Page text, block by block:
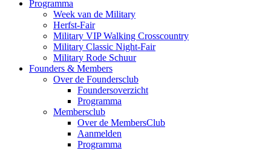
Programma
Week van de Military
Herfst-Fair
Military VIP Walking Crosscountry
Military Classic Night-Fair
Military Rode Schuur
Founders & Members
Over de Foundersclub
Foundersoverzicht
Programma
Membersclub
Over de MembersClub
Aanmelden
Programma